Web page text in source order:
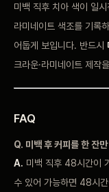
미백 직후 치아 색이 일
라미네이트 색조를 기록
어둡게 보입니다. 반드시
크라운·라미네이트 제작
FAQ
Q. 미백 후 커피를 한 잔
A. 미백 직후 48시간이
수 있어 가능하면 48시